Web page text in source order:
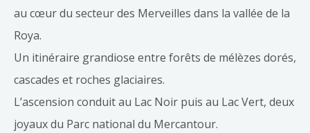
au cœur du secteur des Merveilles dans la vallée de la
Roya.
Un itinéraire grandiose entre forêts de mélèzes dorés,
cascades et roches glaciaires.
L’ascension conduit au Lac Noir puis au Lac Vert, deux
joyaux du Parc national du Mercantour.